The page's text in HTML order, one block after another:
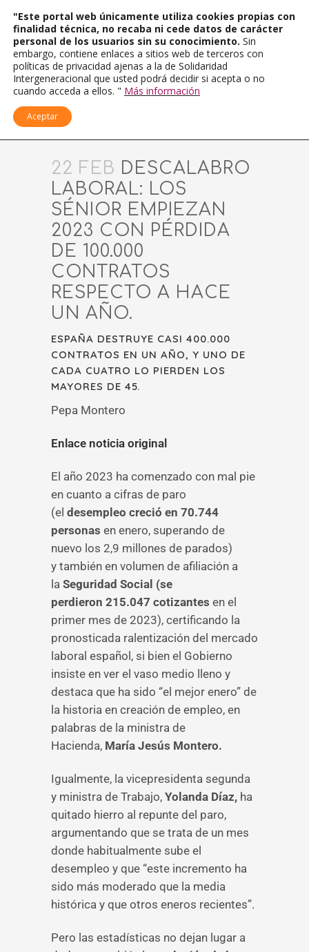
22 FEB DESCALABRO
LABORAL: LOS
SÉNIOR EMPIEZAN
2023 CON PÉRDIDA
DE 100.000
CONTRATOS
RESPECTO A HACE
UN AÑO.
ESPAÑA DESTRUYE CASI 400.000
CONTRATOS EN UN AÑO, Y UNO DE
CADA CUATRO LO PIERDEN LOS
MAYORES DE 45.
Pepa Montero
Enlace noticia original
El año 2023 ha comenzado con mal pie
en cuanto a cifras de paro
(el desempleo creció en 70.744
personas en enero, superando de
nuevo los 2,9 millones de parados)
y también en volumen de afiliación a
la Seguridad Social (se
perdieron 215.047 cotizantes en el
primer mes de 2023), certificando la
pronosticada ralentización del mercado
laboral español, si bien el Gobierno
insiste en ver el vaso medio lleno y
destaca que ha sido “el mejor enero” de
la historia en creación de empleo, en
palabras de la ministra de
Hacienda, María Jesús Montero.
Igualmente, la vicepresidenta segunda
y ministra de Trabajo, Yolanda Díaz, ha
quitado hierro al repunte del paro,
argumentando que se trata de un mes
donde habitualmente sube el
desempleo y que “este incremento ha
sido más moderado que la media
histórica y que otros eneros recientes”.
Pero las estadísticas no dejan lugar a
"Este portal web únicamente utiliza cookies propias con
finalidad técnica, no recaba ni cede datos de carácter
personal de los usuarios sin su conocimiento. Sin
embargo, contiene enlaces a sitios web de terceros con
políticas de privacidad ajenas a la de Solidaridad
Intergeneracional que usted podrá decidir si acepta o no
cuando acceda a ellos. " Más información
Aceptar